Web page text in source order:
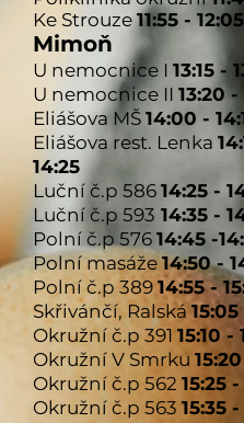
Ke Strouze11:55 - 12:05
Mimoň
U nemocnice I 13:15 -
U nemocnice II 13:20 -
Eliášova MŠ 14:00 -
Eliášova rest. Lenka
14:25
Luční č.p 586 14:25 -
Luční č.p 593 14:35 -
Polní č.p 576 14:45 -
Polní masáže14:50 -
Polní č.p 389 14:55 -
Skřivánčí, Ralská 15:05
Okružní č.p 391 15:10 -
Okružní V Smrku
Okružní č.p 562 15:25 -
Okružní č.p 563 15:35